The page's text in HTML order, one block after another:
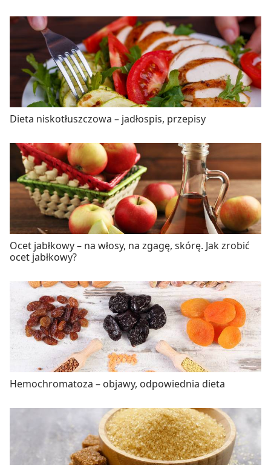
Dieta niskotłuszczowa – jadłospis, przepisy
Ocet jabłkowy – na włosy, na zgagę, skórę. Jak zrobić
ocet jabłkowy?
Hemochromatoza – objawy, odpowiednia dieta